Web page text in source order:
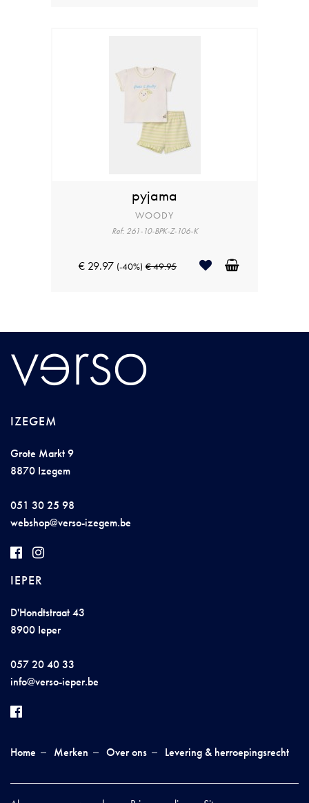
pyjama
WOODY
Ref: 261-10-BPK-Z-106-K
€ 29.97 (-40%) € 49.95
IZEGEM
Grote Markt 9
8870 Izegem
051 30 25 98
webshop@verso-izegem.be
IEPER
D'Hondtstraat 43
8900 Ieper
057 20 40 33
info@verso-ieper.be
Home Merken Over ons Levering & herroepingsrecht